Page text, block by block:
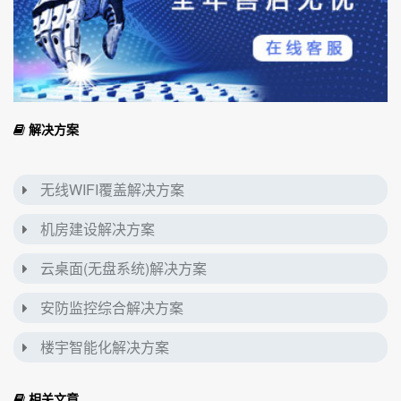
解决方案
无线WIFI覆盖解决方案
机房建设解决方案
云桌面(无盘系统)解决方案
安防监控综合解决方案
楼宇智能化解决方案